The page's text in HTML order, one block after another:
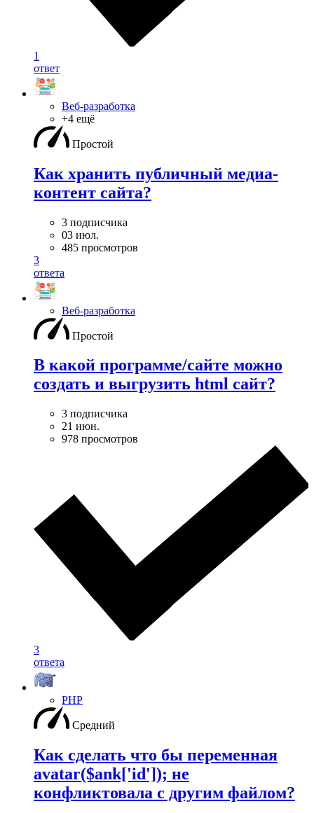
1
ответ
Веб-разработка
+4 ещё
Простой
Как хранить публичный медиа-
контент сайта?
3 подписчика
03 июл.
485 просмотров
3
ответа
Веб-разработка
Простой
В какой программе/сайте можно
создать и выгрузить html сайт?
3 подписчика
21 июн.
978 просмотров
3
ответа
PHP
Средний
Как сделать что бы переменная
avatar($ank['id']); не
конфликтовала с другим файлом?